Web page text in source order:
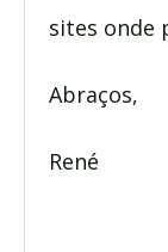
sites onde
Abraços,
René